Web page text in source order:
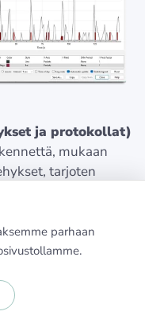
ja protokollat)
mukaan
tarjoten
liikennettä useilla
auttaen
tai hidastuu.
parhaan